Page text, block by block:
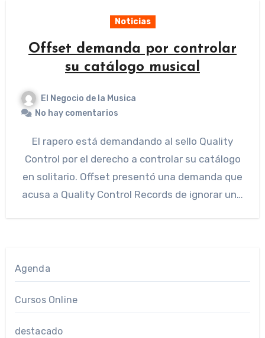
Noticias
Offset demanda por controlar
su catálogo musical
El Negocio de la Musica
No hay comentarios
El rapero está demandando al sello Quality
Control por el derecho a controlar su catálogo
en solitario. Offset presentó una demanda que
acusa a Quality Control Records de ignorar un…
Agenda
Cursos Online
destacado